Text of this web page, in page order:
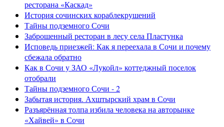
ресторана «Каскад»
История сочинских кораблекрушений
Тайны подземного Сочи
Заброшенный ресторан в лесу села Пластунка
Исповедь приезжей: Как я переехала в Сочи и почему
сбежала обратно
Как в Сочи у ЗАО «Лукойл» коттеджный поселок
отобрали
Тайны подземного Сочи - 2
Забытая история. Ахштырский храм в Сочи
Разъярённая толпа избила человека на авторынке
«Хайвей» в Сочи